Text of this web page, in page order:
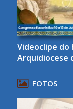
Videoclipe do
Arquidiocese
FOTOS